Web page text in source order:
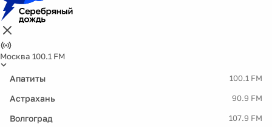
Москва 100.1 FM
Апатиты 100.1 FM
Астрахань 90.9 FM
Волгоград 107.9 FM